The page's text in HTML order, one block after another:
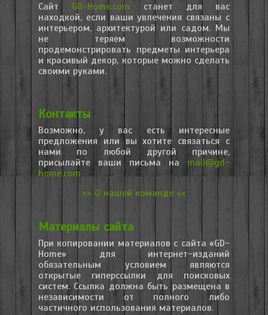
Сайт GD-Home.com станет для вас
находкой, если ваши увлечения связаны с
интерьером, архитектурой или садом. Мы
не теряем возможности
продемонстрировать предметы интерьера
и красивый декор, которые можно сделать
своими руками.
Контакты
Возможно, у вас есть интересные
предложения или вы хотите связаться с
нами по любой другой причине,
присылайте ваши письма на mail@gd-
home.com
>> О нашей команде <<
Материалы сайта
При копировании материалов с сайта «GD-
Home» для интернет-изданий
обязательным условием являются
открытые гиперссылки для поисковых
систем. Ссылка должна быть размещена в
независимости от полного либо
частичного использования материалов.